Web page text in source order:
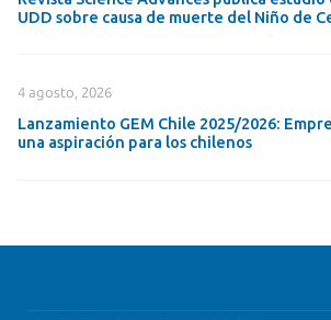
UDD sobre causa de muerte del Niño de
4 agosto, 2026
Lanzamiento GEM Chile 2025/2026:
una aspiración para los chilenos